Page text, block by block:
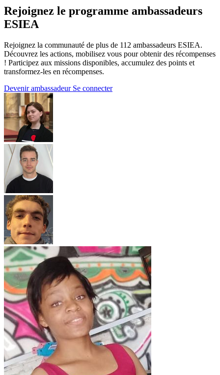
Rejoignez le programme ambassadeurs
ESIEA
Rejoignez la communauté de plus de 112 ambassadeurs ESIEA.
Découvrez les actions, mobilisez vous pour obtenir des récompenses
! Participez aux missions disponibles, accumulez des points et
transformez-les en récompenses.
Devenir ambassadeur Se connecter